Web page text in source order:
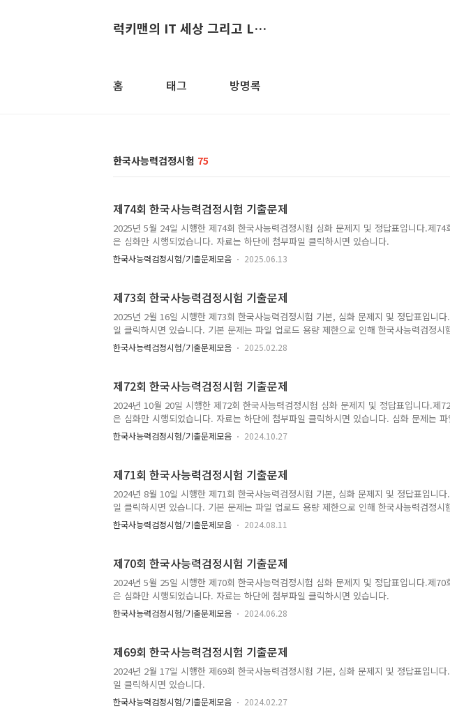
럭키맨의 IT 세상 그리고 Life
홈 태그 방명록
한국사능력검정시험 75
제74회 한국사능력검정시험 기출문제
2025년 5월 24일 시행한 제74회 한국사능력검정시험 심화 문제지 및 정답표입니다.제74
은 심화만 시행되었습니다. 자료는 하단에 첨부파일 클릭하시면 있습니다.
한국사능력검정시험/기출문제모음 2025.06.13
제73회 한국사능력검정시험 기출문제
2025년 2월 16일 시행한 제73회 한국사능력검정시험 기본, 심화 문제지 및 정답표입니
일 클릭하시면 있습니다. 기본 문제는 파일 업로드 용량 제한으로 인해 한국사능력검정시
시기 바랍니다. 기본 문제지 다운로드
한국사능력검정시험/기출문제모음 2025.02.28
제72회 한국사능력검정시험 기출문제
2024년 10월 20일 시행한 제72회 한국사능력검정시험 심화 문제지 및 정답표입니다.제
은 심화만 시행되었습니다. 자료는 하단에 첨부파일 클릭하시면 있습니다. 심화 문제는
로 인해 한국사능력검정시험 시험 자료실에서 받으시기 바랍니다. 제72회 한국사능력검정
로드
한국사능력검정시험/기출문제모음 2024.10.27
제71회 한국사능력검정시험 기출문제
2024년 8월 10일 시행한 제71회 한국사능력검정시험 기본, 심화 문제지 및 정답표입니
일 클릭하시면 있습니다. 기본 문제는 파일 업로드 용량 제한으로 인해 한국사능력검정시
시기 바랍니다. 기본 문제지 다운로드
한국사능력검정시험/기출문제모음 2024.08.11
제70회 한국사능력검정시험 기출문제
2024년 5월 25일 시행한 제70회 한국사능력검정시험 심화 문제지 및 정답표입니다.제70
은 심화만 시행되었습니다. 자료는 하단에 첨부파일 클릭하시면 있습니다.
한국사능력검정시험/기출문제모음 2024.06.28
제69회 한국사능력검정시험 기출문제
2024년 2월 17일 시행한 제69회 한국사능력검정시험 기본, 심화 문제지 및 정답표입니
일 클릭하시면 있습니다.
한국사능력검정시험/기출문제모음 2024.02.27